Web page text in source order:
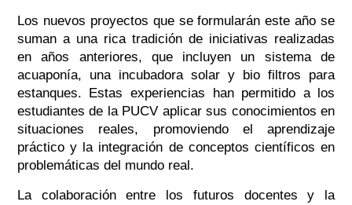
Los nuevos proyectos que se formularán este año se
suman a una rica tradición de iniciativas realizadas
en años anteriores, que incluyen un sistema de
acuaponía, una incubadora solar y bio filtros para
estanques. Estas experiencias han permitido a los
estudiantes de la PUCV aplicar sus conocimientos en
situaciones reales, promoviendo el aprendizaje
práctico y la integración de conceptos científicos en
problemáticas del mundo real.
La colaboración entre los futuros docentes y la